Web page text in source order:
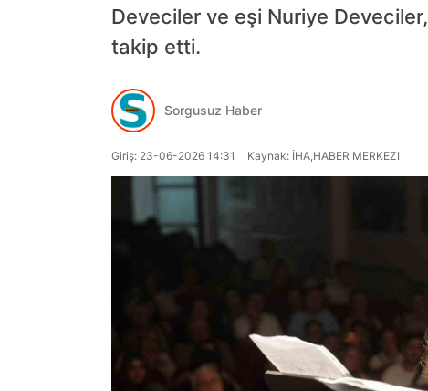
Deveciler ve eşi Nuriye
takip etti.
Sorgusuz Haber
Giriş: 23-06-2026 14:31 Kaynak: İHA,HABER MERKEZI